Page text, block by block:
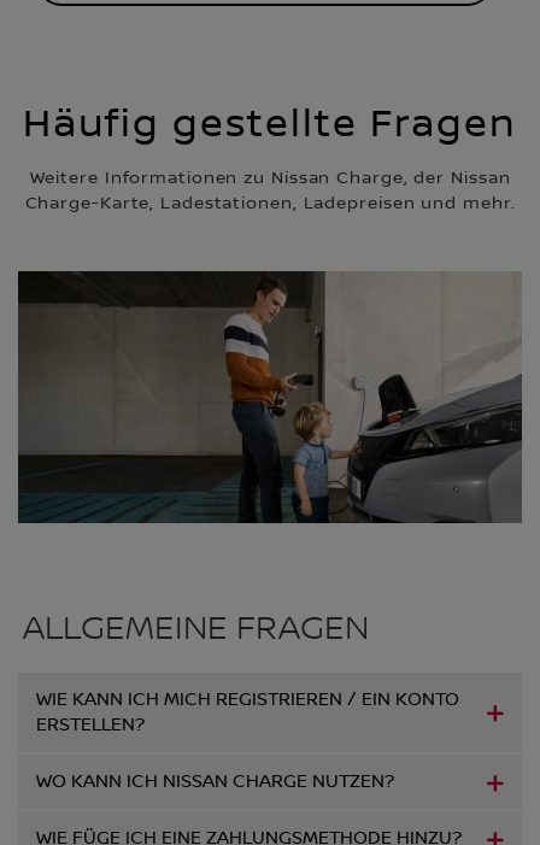
Häufig gestellte Fragen
Weitere Informationen zu Nissan Charge, der Nissan
Charge-Karte, Ladestationen, Ladepreisen und mehr.
ALLGEMEINE FRAGEN
WIE KANN ICH MICH REGISTRIEREN / EIN KONTO
ERSTELLEN?
WO KANN ICH NISSAN CHARGE NUTZEN?
WIE FÜGE ICH EINE ZAHLUNGSMETHODE HINZU?